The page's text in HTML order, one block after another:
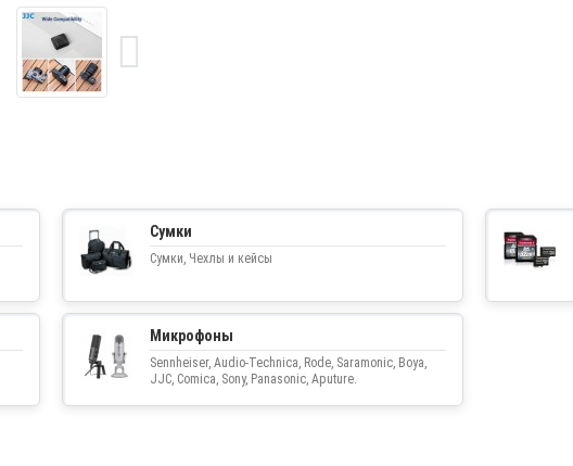
Сумки
Сумки, Чехлы и кейсы
Микрофоны
Sennheiser, Audio-Technica, Rode, Saramonic, Boya,
JJC, Comica, Sony, Panasonic, Aputure.